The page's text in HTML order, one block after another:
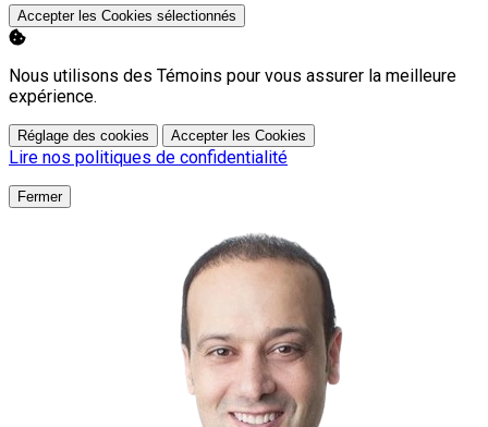
Accepter les Cookies sélectionnés
Nous utilisons des Témoins pour vous assurer la meilleure
expérience.
Réglage des cookies Accepter les Cookies
Lire nos politiques de confidentialité
Fermer